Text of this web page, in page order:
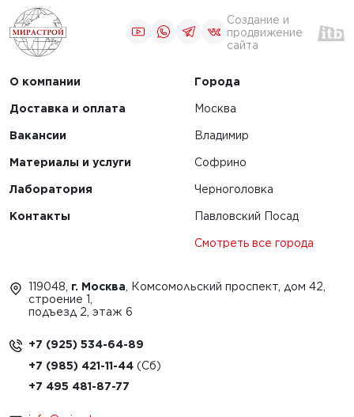
Создание и
продвижение
сайта
О компании
Доставка и оплата
Вакансии
Материалы и услуги
Лаборатория
Контакты
Города
Москва
Владимир
Софрино
Черноголовка
Павловский Посад
Смотреть все города
119048, г. Москва , Комсомольский проспект, дом 42,
строение 1,
подъезд 2, этаж 6
+7 (925) 534-64-89
+7 (985) 421-11-44
+7 495 481-87-77